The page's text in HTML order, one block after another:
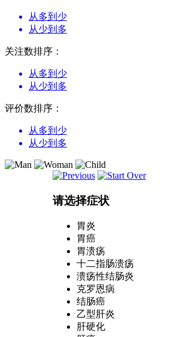
从多到少
从少到多
关注数排序：
从多到少
从少到多
评价数排序：
从多到少
从少到多
请选择症状
胃炎
胃癌
胃溃疡
十二指肠溃疡
溃疡性结肠炎
克罗恩病
结肠癌
乙型肝炎
肝硬化